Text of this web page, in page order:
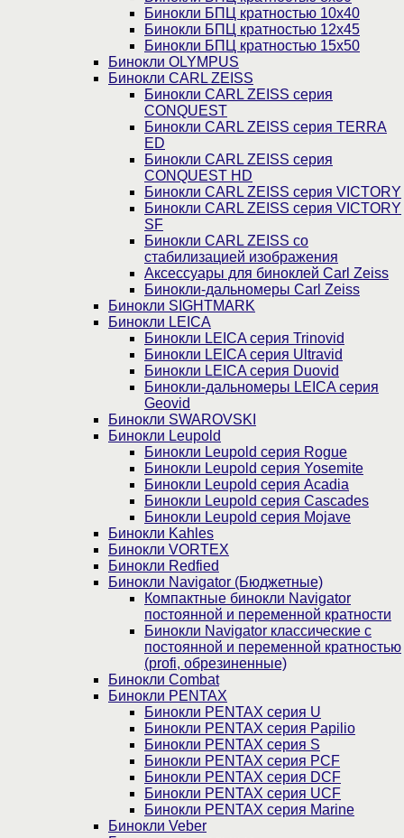
Бинокли БПЦ кратностью 10х40
Бинокли БПЦ кратностью 12х45
Бинокли БПЦ кратностью 15х50
Бинокли OLYMPUS
Бинокли CARL ZEISS
Бинокли CARL ZEISS серия
CONQUEST
Бинокли CARL ZEISS серия TERRA
ED
Бинокли CARL ZEISS серия
CONQUEST HD
Бинокли CARL ZEISS серия VICTORY
Бинокли CARL ZEISS серия VICTORY
SF
Бинокли CARL ZEISS со
стабилизацией изображения
Аксессуары для биноклей Carl Zeiss
Бинокли-дальномеры Carl Zeiss
Бинокли SIGHTMARK
Бинокли LEICA
Бинокли LEICA серия Trinovid
Бинокли LEICA серия Ultravid
Бинокли LEICA серия Duovid
Бинокли-дальномеры LEICA серия
Geovid
Бинокли SWAROVSKI
Бинокли Leupold
Бинокли Leupold серия Rogue
Бинокли Leupold серия Yosemite
Бинокли Leupold серия Acadia
Бинокли Leupold серия Cascades
Бинокли Leupold серия Mojave
Бинокли Kahles
Бинокли VORTEX
Бинокли Redfied
Бинокли Navigator (Бюджетные)
Компактные бинокли Navigator
постоянной и переменной кратности
Бинокли Navigator классические с
постоянной и переменной кратностью
(profi, обрезиненные)
Бинокли Combat
Бинокли PENTAX
Бинокли PENTAX серия U
Бинокли PENTAX серия Papilio
Бинокли PENTAX серия S
Бинокли PENTAX серия PCF
Бинокли PENTAX серия DCF
Бинокли PENTAX серия UCF
Бинокли PENTAX серия Marine
Бинокли Veber